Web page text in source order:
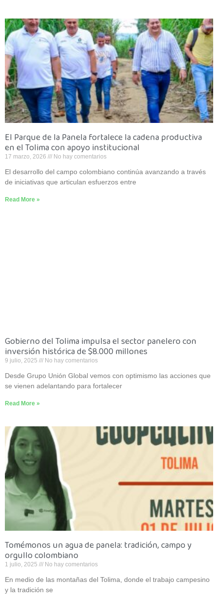
El Parque de la Panela fortalece la cadena productiva
en el Tolima con apoyo institucional
17 marzo, 2026 No hay comentarios
El desarrollo del campo colombiano continúa avanzando a través
de iniciativas que articulan esfuerzos entre
Read More »
Gobierno del Tolima impulsa el sector panelero con
inversión histórica de $8.000 millones
9 julio, 2025 No hay comentarios
Desde Grupo Unión Global vemos con optimismo las acciones que
se vienen adelantando para fortalecer
Read More »
Tomémonos un agua de panela: tradición, campo y
orgullo colombiano
1 julio, 2025 No hay comentarios
En medio de las montañas del Tolima, donde el trabajo campesino
y la tradición se